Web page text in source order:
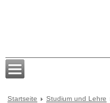
Startseite Studium und Lehre